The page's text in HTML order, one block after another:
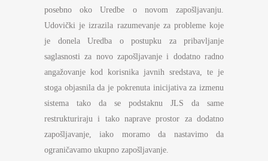
posebno oko Uredbe o novom zapošljavanju.
Udovički je izrazila razumevanje za probleme koje
je donela Uredba o postupku za pribavljanje
saglasnosti za novo zapošljavanje i dodatno radno
angažovanje kod korisnika javnih sredstava, te je
stoga objasnila da je pokrenuta inicijativa za izmenu
sistema tako da se podstaknu JLS da same
restrukturiraju i tako naprave prostor za dodatno
zapošljavanje, iako moramo da nastavimo da
ograničavamo ukupno zapošljavanje.